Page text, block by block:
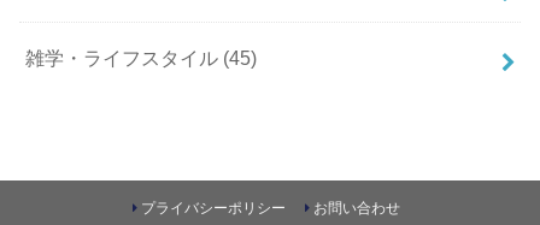
雑学・ライフスタイル (45)
プライバシーポリシー お問い合わせ